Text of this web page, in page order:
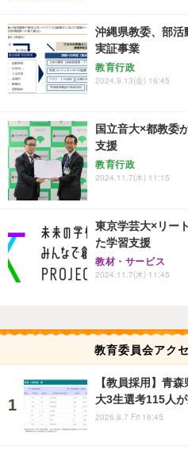
沖縄県教委、部
実証事業
教育行政
2024.9.13(金) 16:45
国立音大×都教委
支援
教育行政
2024.11.7(木) 11:15
東京学芸大×リー
た学習支援
教材・サービス
2024.11.7(木) 11:45
教育委員会アク
【教員採用】青
大3生選考115人
2026.8.7 Fri 16:45